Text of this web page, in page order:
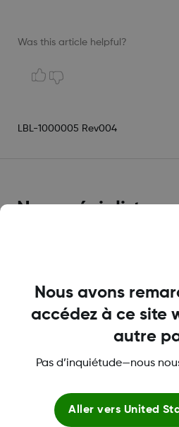
Was this article helpful?
LBL-1000005 Rev004
Nos spécialistes
Remboursement et soutien
relativement à l'assurance
Un récapitulatif des ressources
la possibilité de s'inscrire pour
Aide financière
Nous avons
accédez à ce site
autre
Pas d’inquiétude—nous
Aller vers United